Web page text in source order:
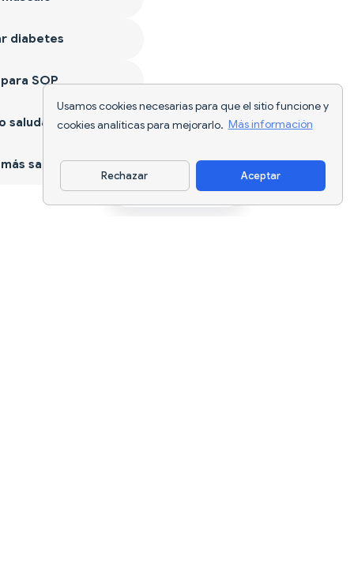
Usamos cookies necesarias para que el sitio funcione y
cookies analíticas para mejorarlo. Más información
Rechazar Aceptar
Descargar app
diabetes
SOP
saludable
sano